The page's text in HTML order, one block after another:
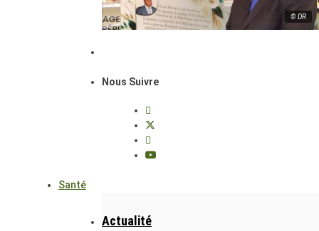
© DR
Nous Suivre
Santé
Actualité